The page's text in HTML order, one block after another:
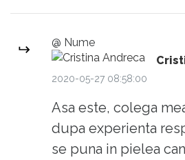
de fildes inainte sa
Auguri !
@ Nume
2020-05-27 08:58:00
Asa este, colega
dupa experienta
se puna in pielea